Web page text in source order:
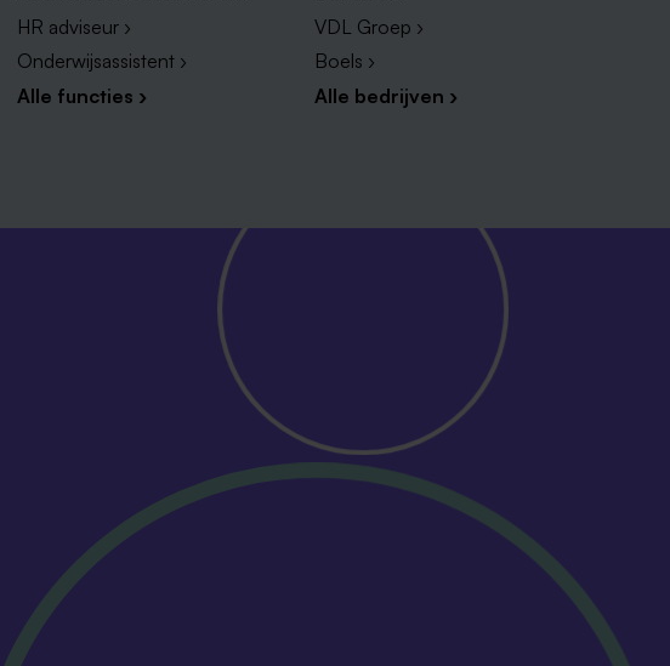
HR adviseur ›
Onderwijsassistent ›
Alle functies ›
VDL Groep ›
Boels ›
Alle bedrijven ›